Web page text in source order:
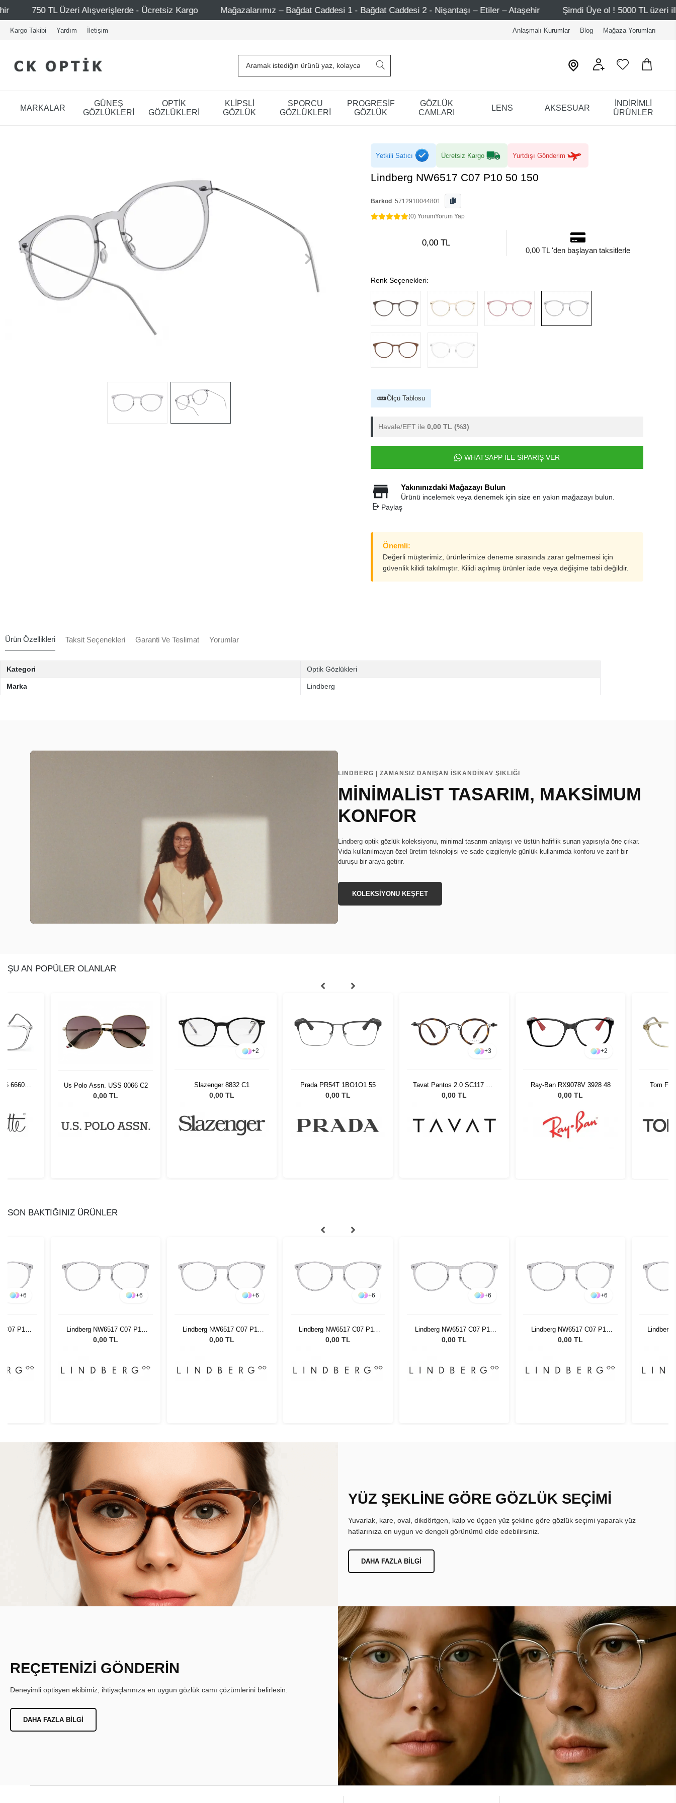
- Ücretsiz Kargo Mağazalarımız – Bağdat Caddesi 1 - Bağdat Caddesi 2 - Nişantaşı – Etiler – Ataşehir Şimdi Üye ol ! 5000 TL üzeri ilk alışverişinde 500 TL
Kargo Takibi Yardım İletişim Anlaşmalı Kurumlar Blog Mağaza Yorumları
MARKALAR
GÜNEŞ
GÖZLÜKLERİ
OPTİK
GÖZLÜKLERİ
KLİPSLİ
GÖZLÜK
SPORCU
GÖZLÜKLERİ
PROGRESİF
GÖZLÜK
GÖZLÜK
CAMLARI
LENS AKSESUAR
İNDİRİMLİ
ÜRÜNLER
Yetkili Satıcı Ücretsiz Kargo Yurtdışı Gönderim
Lindberg NW6517 C07 P10 50 150
Barkod : 5712910044801
(0) YorumYorum Yap
0,00 TL
0,00 TL 'den başlayan taksitlerle
Renk Seçenekleri:
Ölçü Tablosu
Havale/EFT ile 0,00 TL (%3)
WHATSAPP İLE SİPARİŞ VER
Yakınınızdaki Mağazayı Bulun
Ürünü incelemek veya denemek için size en yakın mağazayı bulun.
Paylaş
Önemli:
Değerli müşterimiz, ürünlerimize deneme sırasında zarar gelmemesi için
güvenlik kilidi takılmıştır. Kilidi açılmış ürünler iade veya değişime tabi değildir.
Ürün Özellikleri Taksit Seçenekleri Garanti Ve Teslimat Yorumlar
Kategori Optik Gözlükleri
Marka Lindberg
LINDBERG | ZAMANSIZ DANIŞAN İSKANDİNAV ŞIKLIĞI
MİNİMALİST TASARIM, MAKSİMUM
KONFOR
Lindberg optik gözlük koleksiyonu, minimal tasarım anlayışı ve üstün hafiflik sunan yapısıyla öne çıkar.
Vida kullanılmayan özel üretim teknolojisi ve sade çizgileriyle günlük kullanımda konforu ve zarif bir
duruşu bir araya getirir.
KOLEKSİYONU KEŞFET
ŞU AN POPÜLER OLANLAR
6660 Us Polo Assn. USS 0066 C2
0,00 TL
+2
Slazenger 8832 C1
0,00 TL
Prada PR54T 1BO1O1 55
0,00 TL
+3
Tavat Pantos 2.0 SC117 Col
BTH
0,00 TL
+2
Ray-Ban RX9078V 3928 48
0,00 TL
Tom
SON BAKTIĞINIZ ÜRÜNLER
+6
P10
+6
Lindberg NW6517 C07 P10
50 150
0,00 TL
+6
Lindberg NW6517 C07 P10
50 150
0,00 TL
+6
Lindberg NW6517 C07 P10
50 150
0,00 TL
+6
Lindberg NW6517 C07 P10
50 150
0,00 TL
+6
Lindberg NW6517 C07 P10
50 150
0,00 TL
Lindberg
YÜZ ŞEKLİNE GÖRE GÖZLÜK SEÇİMİ
Yuvarlak, kare, oval, dikdörtgen, kalp ve üçgen yüz şekline göre gözlük seçimi yaparak yüz
hatlarınıza en uygun ve dengeli görünümü elde edebilirsiniz.
DAHA FAZLA BILGI
REÇETENİZİ GÖNDERİN
Deneyimli optisyen ekibimiz, ihtiyaçlarınıza en uygun gözlük camı çözümlerini belirlesin.
DAHA FAZLA BILGI